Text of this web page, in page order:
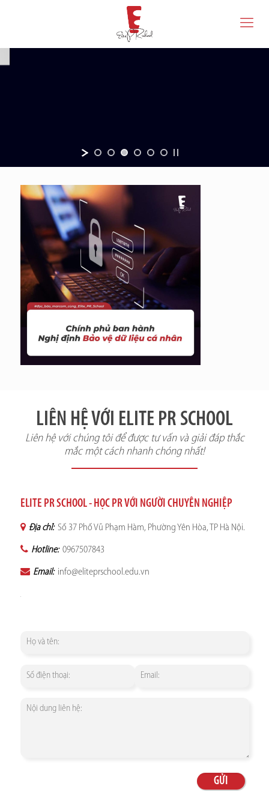
LIÊN HỆ VỚI ELITE PR SCHOOL
Liên hệ với chúng tôi để được tư vấn và giải đáp thắc
mắc một cách nhanh chóng nhất!
ELITE PR SCHOOL - HỌC PR VỚI NGƯỜI CHUYÊN NGHIỆP
Địa chỉ: Số 37 Phố Vũ Phạm Hàm, Phường Yên Hòa, TP Hà Nội.
Hotline: 0967507843
Email: info@eliteprschool.edu.vn